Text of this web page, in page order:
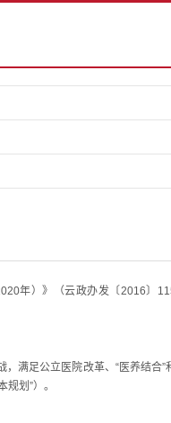
年）》（云政办发〔2016〕
满足公立医院改革、“医养结合”
划”）。